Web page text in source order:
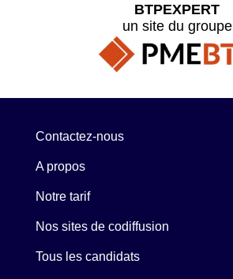
BTPEXPERT
un site du groupe
Contactez-nous
A propos
Notre tarif
Nos sites de codiffusion
Tous les candidats